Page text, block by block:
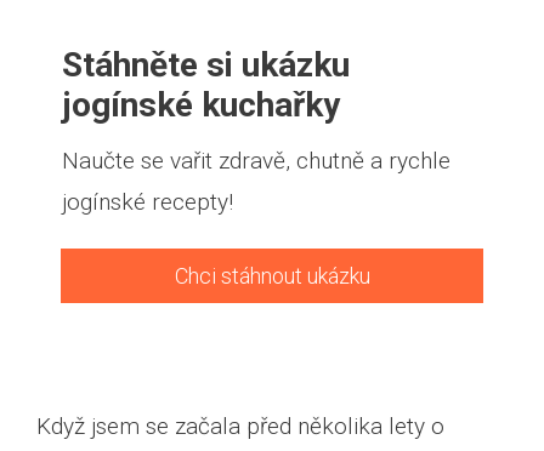
Stáhněte si ukázku
jogínské kuchařky
Naučte se vařit zdravě, chutně a rychle
jogínské recepty!
Chci stáhnout ukázku
Když jsem se začala před několika lety o